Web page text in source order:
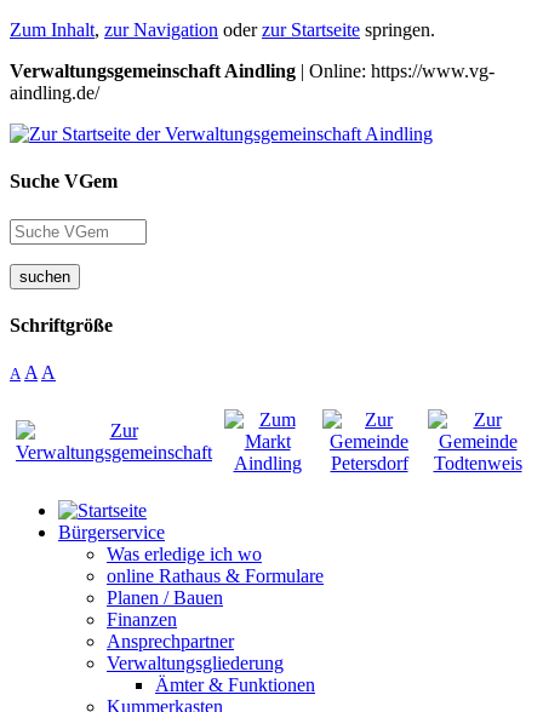
Zum Inhalt, zur Navigation oderzur Startseite springen.
Verwaltungsgemeinschaft Aindling | Online: https://www.vg-
aindling.de/
Suche VGem
suchen
Schriftgröße
A A A
Bürgerservice
Was erledige ich wo
online Rathaus & Formulare
Planen / Bauen
Finanzen
Ansprechpartner
Verwaltungsgliederung
Ämter & Funktionen
Kummerkasten